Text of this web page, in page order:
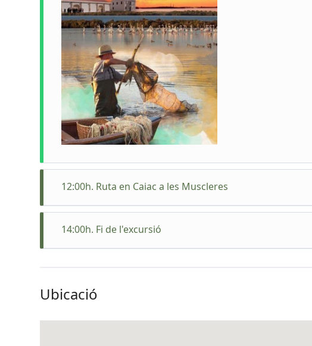
12:00h. Ruta en Caiac a les Muscleres
Ruta amb caiac a
farem una
14:00h. Fi de l'excursió
Ubicació